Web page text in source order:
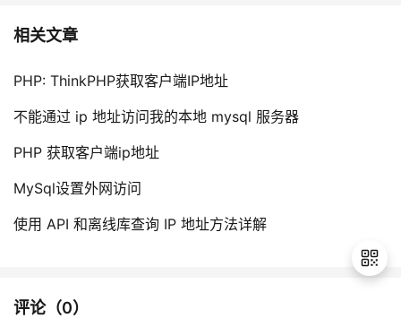
相关文章
PHP: ThinkPHP获取客户端IP地址
不能通过 ip 地址访问我的本地 mysql 服务器
PHP 获取客户端ip地址
MySql设置外网访问
使用 API 和离线库查询 IP 地址方法详解
评论（0）